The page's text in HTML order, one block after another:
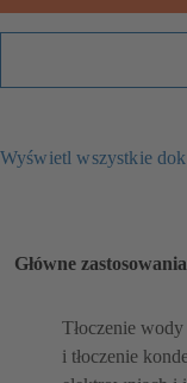
Wyświetl wszystkie
Główne zastosowania
Tłoczenie wody
i tłoczenie